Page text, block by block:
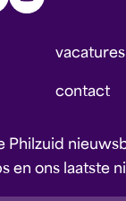
vacatures
contact
Philzuid
en ons laatste